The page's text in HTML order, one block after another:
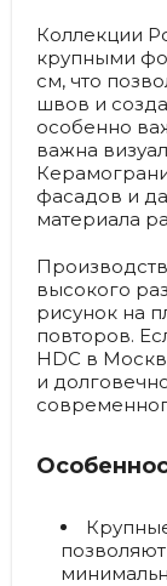
Коллекции
крупными
см, что
швов и
особенно
важна
фасадов и
материала
высокого
рисунок на
повторов.
HDC в
и